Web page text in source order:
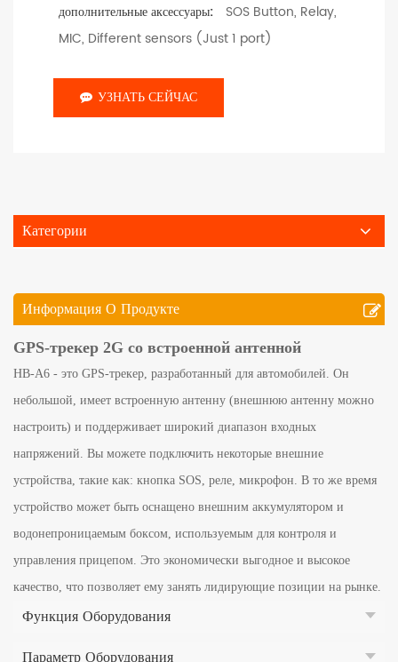
дополнительные аксессуары:
SOS Button, Relay,
MIC, Different sensors (Just 1 port)
УЗНАТЬ СЕЙЧАС
Категории
Информация О Продукте
GPS-трекер 2G со встроенной антенной
HB-A6 - это GPS-трекер, разработанный для автомобилей. Он
небольшой, имеет встроенную антенну (внешнюю антенну можно
настроить) и поддерживает широкий диапазон входных
напряжений. Вы можете подключить некоторые внешние
устройства, такие как: кнопка SOS, реле, микрофон. В то же время
устройство может быть оснащено внешним аккумулятором и
водонепроницаемым боксом, используемым для контроля и
управления прицепом. Это экономически выгодное и высокое
качество, что позволяет ему занять лидирующие позиции на рынке.
Функция Оборудования